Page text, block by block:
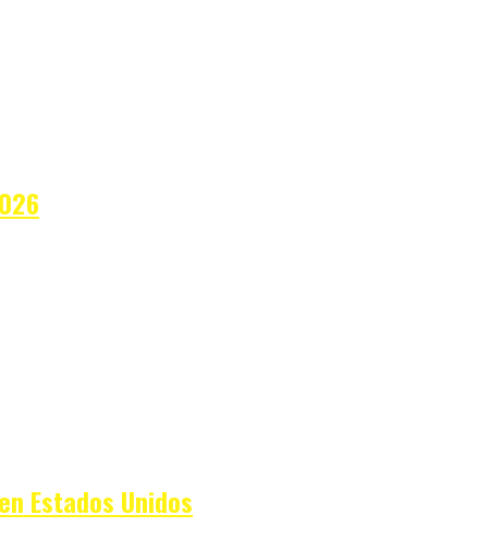
Estados Unidos